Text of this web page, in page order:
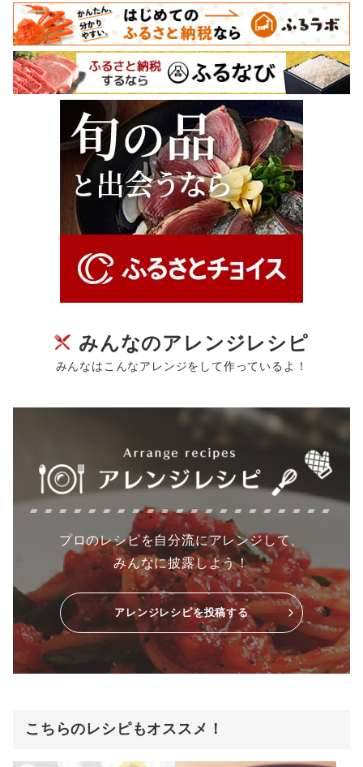
みんなのアレンジレシピ
みんなはこんなアレンジをして作っているよ！
プロのレシピを自分流にアレンジして、
みんなに披露しよう！
アレンジレシピを投稿する
こちらのレシピもオススメ！